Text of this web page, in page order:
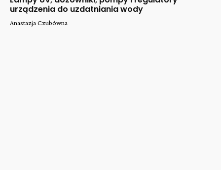
urządzenia do uzdatniania wody
Anastazja Czubówna